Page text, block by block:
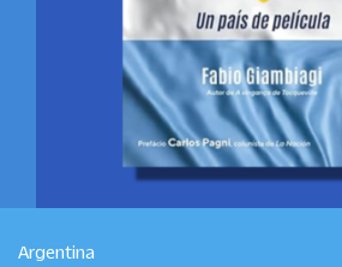
Argentina